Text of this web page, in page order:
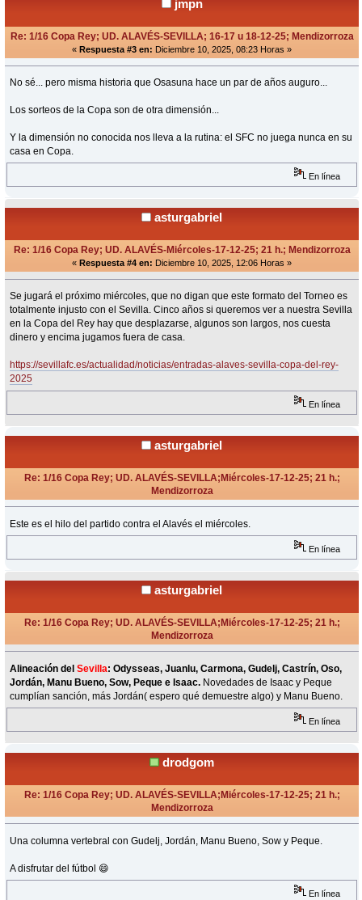
jmpn
Re: 1/16 Copa Rey; UD. ALAVÉS-SEVILLA; 16-17 u 18-12-25; Mendizorroza
« Respuesta #3 en: Diciembre 10, 2025, 08:23 Horas »
No sé... pero misma historia que Osasuna hace un par de años auguro...
Los sorteos de la Copa son de otra dimensión...
Y la dimensión no conocida nos lleva a la rutina: el SFC no juega nunca en su
casa en Copa.
En línea
asturgabriel
Re: 1/16 Copa Rey; UD. ALAVÉS-Miércoles-17-12-25; 21 h.; Mendizorroza
« Respuesta #4 en: Diciembre 10, 2025, 12:06 Horas »
Se jugará el próximo miércoles, que no digan que este formato del Torneo es
totalmente injusto con el Sevilla. Cinco años si queremos ver a nuestra Sevilla
en la Copa del Rey hay que desplazarse, algunos son largos, nos cuesta
dinero y encima jugamos fuera de casa.
https://sevillafc.es/actualidad/noticias/entradas-alaves-sevilla-copa-del-rey-
2025
En línea
asturgabriel
Re: 1/16 Copa Rey; UD. ALAVÉS-SEVILLA;Miércoles-17-12-25; 21 h.;
Mendizorroza
Este es el hilo del partido contra el Alavés el miércoles.
En línea
asturgabriel
Re: 1/16 Copa Rey; UD. ALAVÉS-SEVILLA;Miércoles-17-12-25; 21 h.;
Mendizorroza
Alineación delSevilla: Odysseas, Juanlu, Carmona, Gudelj, Castrín, Oso,
Jordán, Manu Bueno, Sow, Peque e Isaac. Novedades de Isaac y Peque
cumplían sanción, más Jordán( espero qué demuestre algo) y Manu Bueno.
En línea
drodgom
Re: 1/16 Copa Rey; UD. ALAVÉS-SEVILLA;Miércoles-17-12-25; 21 h.;
Mendizorroza
Una columna vertebral con Gudelj, Jordán, Manu Bueno, Sow y Peque.
A disfrutar del fútbol 😄
En línea